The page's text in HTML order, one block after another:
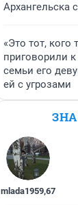
Архангельска
«Это тот,
приговорили
семьи его
ей с угрозами
mlada1959,67